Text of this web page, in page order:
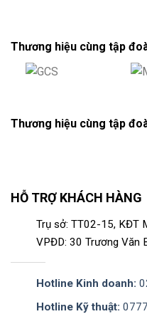
Thương hiệu cùng tập
Thương hiệu cùng tập
HỖ TRỢ KHÁCH HÀNG
Trụ sở: TT02-15, KĐT
VPĐD: 30 Trương Văn
Hotline Kinh doanh:
Hotline Kỹ thuật: